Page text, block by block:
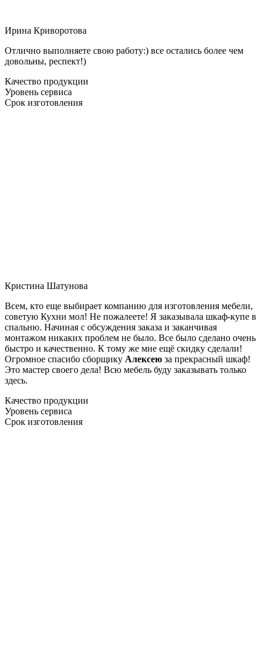
Ирина Криворотова
Отлично выполняете свою работу:) все остались более чем
довольны, респект!)
Качество продукции
Уровень сервиса
Срок изготовления
Кристина Шатунова
Всем, кто еще выбирает компанию для изготовления мебели,
советую Кухни мол! Не пожалеете! Я заказывала шкаф-купе в
спальню. Начиная с обсуждения заказа и заканчивая
монтажом никаких проблем не было. Все было сделано очень
быстро и качественно. К тому же мне ещё скидку сделали!
Огромное спасибо сборщику Алексею за прекрасный шкаф!
Это мастер своего дела! Всю мебель буду заказывать только
здесь.
Качество продукции
Уровень сервиса
Срок изготовления